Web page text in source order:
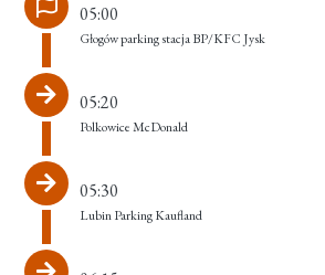
05:00
Głogów parking stacja BP/KFC Jysk
05:20
Polkowice McDonald
05:30
Lubin Parking Kaufland